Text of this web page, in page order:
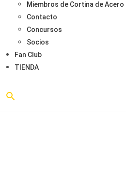
Miembros de Cortina de Acero
Contacto
Concursos
Socios
Fan Club
TIENDA